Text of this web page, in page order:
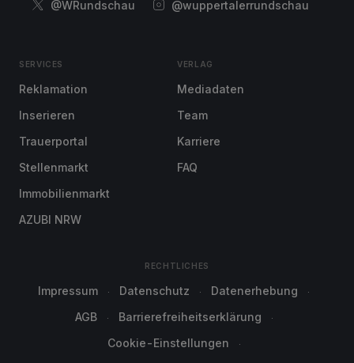
@WRundschau
@wuppertalerrundschau
SERVICES
Reklamation
Inserieren
Trauerportal
Stellenmarkt
Immobilienmarkt
AZUBI NRW
VERLAG
Mediadaten
Team
Karriere
FAQ
RECHTLICHES
Impressum Datenschutz
Datenerhebung
AGB
Barrierefreiheitserklärung
Cookie-Einstellungen